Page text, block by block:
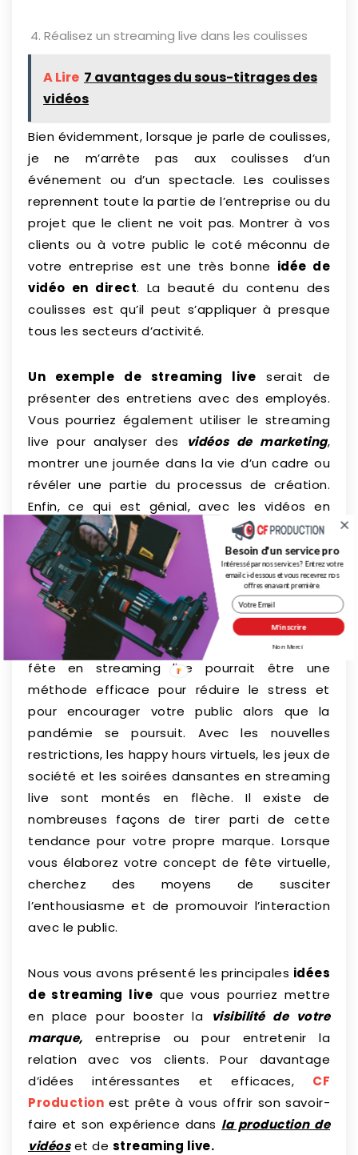
Réalisez un streaming live dans les coulisses
A Lire 7 avantages du sous-titrages des
vidéos
Bien évidemment, lorsque je parle de coulisses,
je ne m’arrête pas aux coulisses d’un
événement ou d’un spectacle. Les coulisses
reprennent toute la partie de l’entreprise ou du
projet que le client ne voit pas. Montrer à vos
clients ou à votre public le coté méconnu de
votre entreprise est une très bonne idée de
vidéo en direct. La beauté du contenu des
coulisses est qu’il peut s’appliquer à presque
tous les secteurs d’activité.
Un exemple de streaming live serait de
présenter des entretiens avec des employés.
Vous pourriez également utiliser le streaming
live pour analyser des
vidéos de marketing,
montrer une journée dans la vie d’un cadre ou
révéler une partie du processus de création.
Enfin, ce qui est génial, avec les vidéos en
direct des coulisses c’est que vous pouvez
être très créatif et surprendre votre public.
Fête virtuelle en streaming live
Une autreidée de streaming liveest
d’organiser une fête virtuelle en direct. Une
fête en streaming live pourrait être une
méthode efficace pour réduire le stress et
pour encourager votre public alors que la
pandémie se poursuit. Avec les nouvelles
restrictions, les happy hours virtuels, les jeux de
société et les soirées dansantes en streaming
live sont montés en flèche. Il existe de
nombreuses façons de tirer parti de cette
tendance pour votre propre marque. Lorsque
vous élaborez votre concept de fête virtuelle,
cherchez des moyens de susciter
l’enthousiasme et de promouvoir l’interaction
avec le public.
Nous vous avons présenté les principales idées
de streaming live que vous pourriez mettre
en place pour booster la
visibilité de votre
marque, entreprise ou pour entretenir la
relation avec vos clients. Pour davantage
d’idées intéressantes et efficaces, CF
Production est prête à vous offrir son savoir-
faire et son expérience dans la production de
vidéoset de streaming live.
M'inscrire
Besoin d'un service pro
Intéressé par nos services ? Entrez votre
email ci-dessous et vous recevrez nos
offres en avant première.
Non Merci